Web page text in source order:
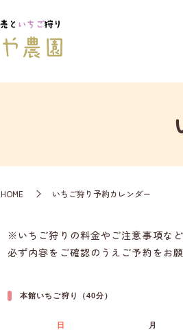
HOME いちご狩り予約カレンダー
※いちご狩りの料金やご注意事項な
必ず内容をご確認のうえご予約をお願
本館いちご狩り（40分）
日 月